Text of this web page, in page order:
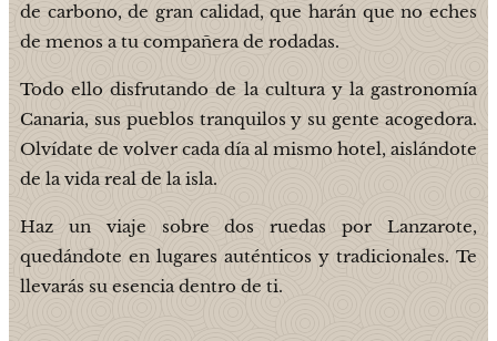
de carbono, de gran calidad, que harán que no eches
de menos a tu compañera de rodadas.
Todo ello disfrutando de la cultura y la gastronomía
Canaria, sus pueblos tranquilos y su gente acogedora.
Olvídate de volver cada día al mismo hotel, aislándote
de la vida real de la isla.
Haz un viaje sobre dos ruedas por Lanzarote,
quedándote en lugares auténticos y tradicionales. Te
llevarás su esencia dentro de ti.